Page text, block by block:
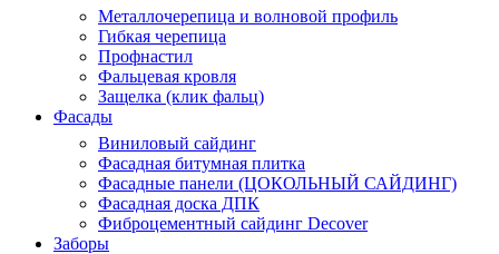
Металлочерепица и волновой профиль
Гибкая черепица
Профнастил
Фальцевая кровля
Защелка (клик фальц)
Фасады
Виниловый сайдинг
Фасадная битумная плитка
Фасадные панели (ЦОКОЛЬНЫЙ САЙДИНГ)
Фасадная доска ДПК
Фиброцементный сайдинг Decover
Заборы